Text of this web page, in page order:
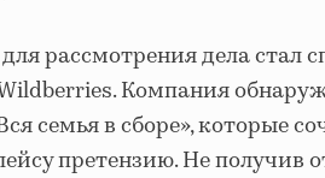
рассмотрения дела стал
Компания
семья в сборе», которые
претензию. Не получив